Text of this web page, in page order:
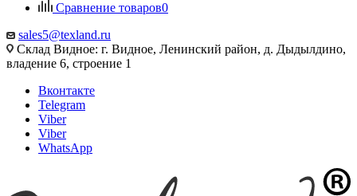
Сравнение товаров0
sales5@texland.ru
Склад Видное: г. Видное, Ленинский район, д. Дыдылдино,
владение 6, строение 1
Вконтакте
Telegram
Viber
Viber
WhatsApp